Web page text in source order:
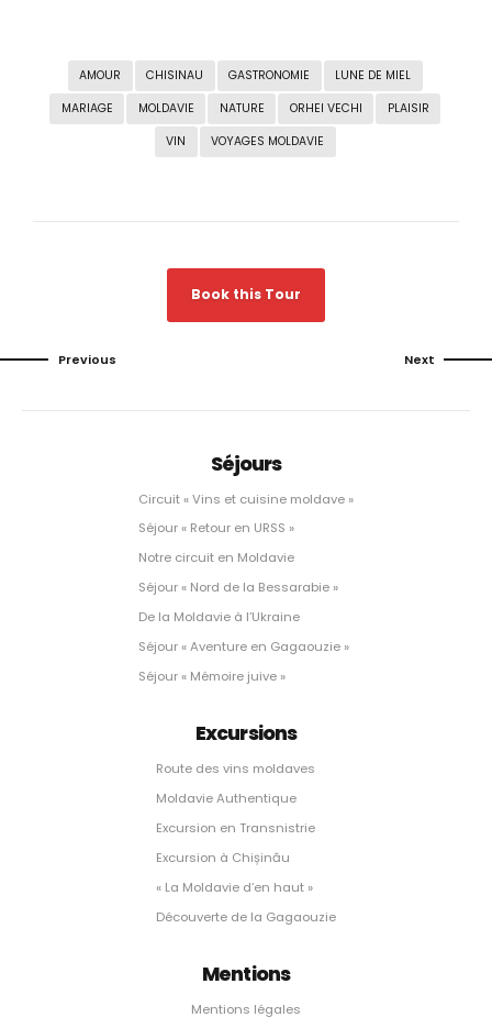
AMOUR CHISINAU GASTRONOMIE LUNE DE MIEL
MARIAGE MOLDAVIE NATURE ORHEI VECHI PLAISIR
VIN VOYAGES MOLDAVIE
Book this Tour
Previous Next
Séjours
Circuit « Vins et cuisine moldave »
Séjour « Retour en URSS »
Notre circuit en Moldavie
Séjour « Nord de la Bessarabie »
De la Moldavie à l’Ukraine
Séjour « Aventure en Gagaouzie »
Séjour « Mémoire juive »
Excursions
Route des vins moldaves
Moldavie Authentique
Excursion en Transnistrie
Excursion à Chișinău
« La Moldavie d’en haut »
Découverte de la Gagaouzie
Mentions
Mentions légales